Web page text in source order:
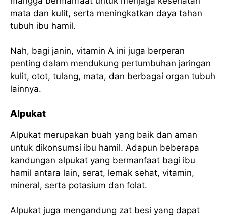
mata dan kulit, serta meningkatkan daya tahan
tubuh ibu hamil.
Nah, bagi janin, vitamin A ini juga berperan
penting dalam mendukung pertumbuhan jaringan
kulit, otot, tulang, mata, dan berbagai organ tubuh
lainnya.
Alpukat
Alpukat merupakan buah yang baik dan aman
untuk dikonsumsi ibu hamil. Adapun beberapa
kandungan alpukat yang bermanfaat bagi ibu
hamil antara lain, serat, lemak sehat, vitamin,
mineral, serta potasium dan folat.
Alpukat juga mengandung zat besi yang dapat